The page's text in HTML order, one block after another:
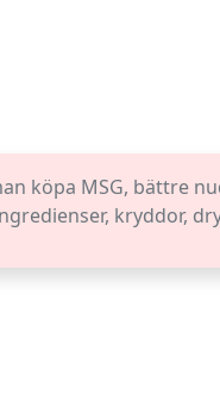
köpa MSG, bättre
kryddor,